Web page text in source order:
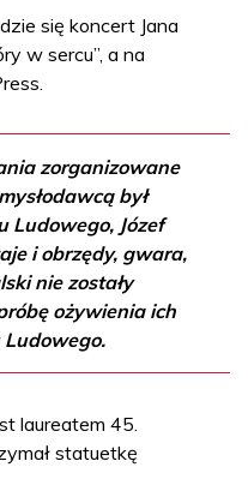
się koncert Jana
w sercu”, a na
zorganizowane
był
Ludowego, Józef
i obrzędy, gwara,
nie zostały
ożywienia ich
Ludowego.
laureatem 45.
statuetkę